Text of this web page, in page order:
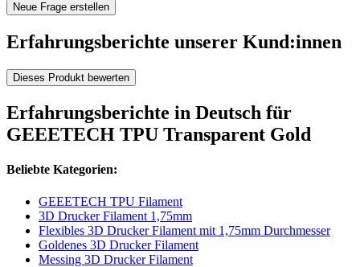
Neue Frage erstellen
Erfahrungsberichte unserer Kund:innen
Dieses Produkt bewerten
Erfahrungsberichte in Deutsch für
GEEETECH TPU Transparent Gold
Beliebte Kategorien:
GEEETECH TPU Filament
3D Drucker Filament 1,75mm
Flexibles 3D Drucker Filament mit 1,75mm Durchmesser
Goldenes 3D Drucker Filament
Messing 3D Drucker Filament